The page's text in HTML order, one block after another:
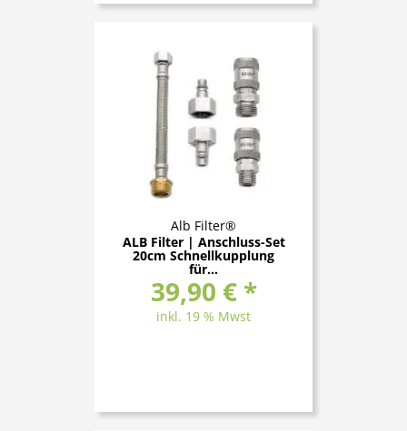
Alb Filter®
ALB Filter | Anschluss-Set
20cm Schnellkupplung
für...
39,90 € *
inkl. 19 % Mwst